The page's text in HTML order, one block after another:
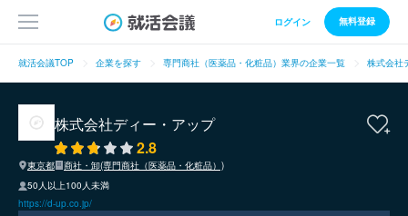
ログイン 無料登録
就活会議TOP 企業を探す 専門商社（医薬品・化粧品）業界の企業一覧 株式会社
株式会社ディー・アップ
2.8
東京都
商社・卸(専門商社（医薬品・化粧品）)
50人以上100人未満
https://d-up.co.jp/